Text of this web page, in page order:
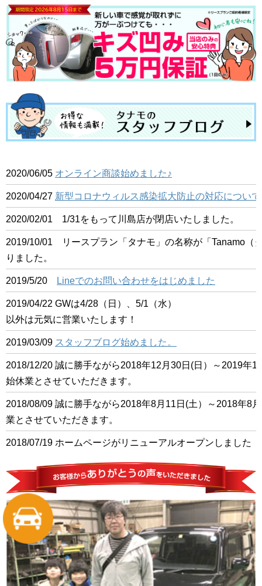
2020/06/05 オンライン商談始めました♪
2020/04/27 新型コロナウィルス感染拡大防止の対応について
2020/02/01 1/31をもって川島店が閉店いたしました。
2019/10/01 リースプラン「タナモ」の名称が「Tanamo（
りました。
2019/5/20 Lineでのお問い合わせをはじめました
2019/04/22 GWは4/28（日）、5/1（水）
以外は元気に営業いたします！
2019/03/09 スタッフブログ始めました。
2018/12/20 誠に勝手ながら2018年12月30日(日）～2019年1
始休業とさせていただきます。
2018/08/09 誠に勝手ながら2018年8月11日(土）～2018年8
業とさせていただきます。
2018/07/19 ホームページがリニューアルオープンしました